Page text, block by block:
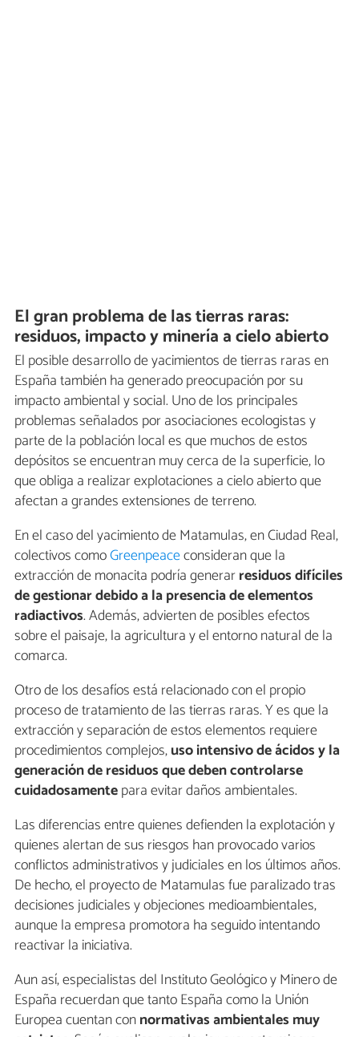
El gran problema de las tierras raras:
residuos, impacto y minería a cielo abierto
El posible desarrollo de yacimientos de tierras raras en
España también ha generado preocupación por su
impacto ambiental y social. Uno de los principales
problemas señalados por asociaciones ecologistas y
parte de la población local es que muchos de estos
depósitos se encuentran muy cerca de la superficie, lo
que obliga a realizar explotaciones a cielo abierto que
afectan a grandes extensiones de terreno.
En el caso del yacimiento de Matamulas, en Ciudad Real,
colectivos comoGreenpeaceconsideran que la
extracción de monacita podría generarresiduos difíciles
de gestionar debido a la presencia de elementos
radiactivos. Además, advierten de posibles efectos
sobre el paisaje, la agricultura y el entorno natural de la
comarca.
Otro de los desafíos está relacionado con el propio
proceso de tratamiento de las tierras raras. Y es que la
extracción y separación de estos elementos requiere
procedimientos complejos,uso intensivo de ácidos y la
generación de residuos que deben controlarse
cuidadosamentepara evitar daños ambientales.
Las diferencias entre quienes defienden la explotación y
quienes alertan de sus riesgos han provocado varios
conflictos administrativos y judiciales en los últimos años.
De hecho, el proyecto de Matamulas fue paralizado tras
decisiones judiciales y objeciones medioambientales,
aunque la empresa promotora ha seguido intentando
reactivar la iniciativa.
Aun así, especialistas del Instituto Geológico y Minero de
España recuerdan que tanto España como la Unión
Europea cuentan connormativas ambientales muy